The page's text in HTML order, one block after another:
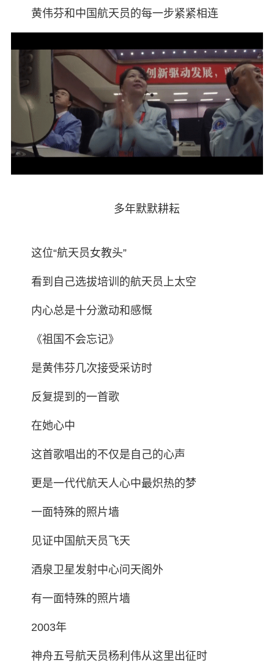
黄伟芬和中国航天员的每一步紧紧相连
多年默默耕耘
这位“航天员女教头”
看到自己选拔培训的航天员上太空
内心总是十分激动和感慨
《祖国不会忘记》
是黄伟芬几次接受采访时
反复提到的一首歌
在她心中
这首歌唱出的不仅是自己的心声
更是一代代航天人心中最炽热的梦
一面特殊的照片墙
见证中国航天员飞天
酒泉卫星发射中心问天阁外
有一面特殊的照片墙
2003年
神舟五号航天员杨利伟从这里出征时